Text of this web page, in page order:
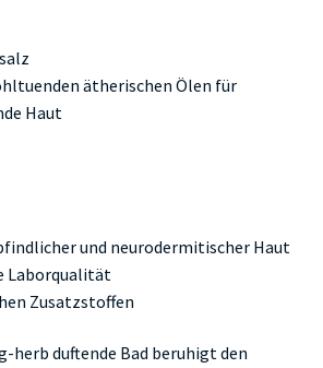
ätherischen Ölen für
Haut
und neurodermitischer Haut
Laborqualität
Zusatzstoffen
herb duftende Bad beruhigt den